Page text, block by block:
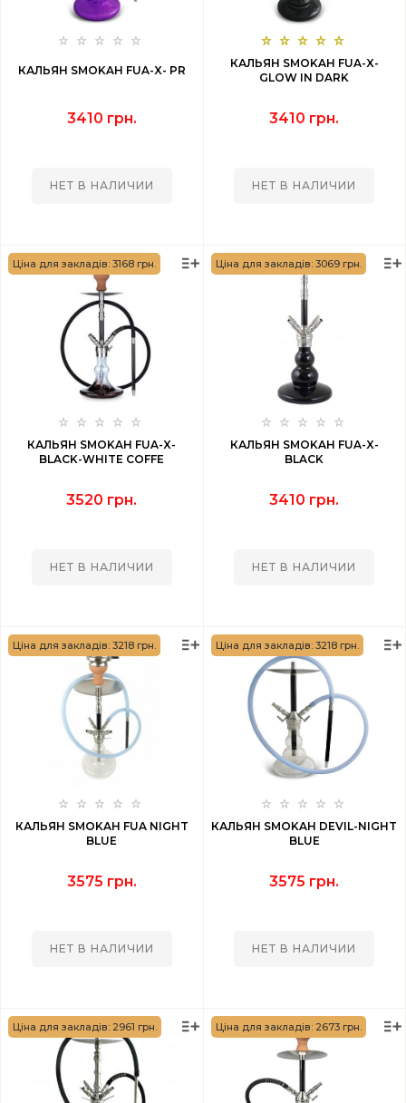
КАЛЬЯН SMOKAH FUA-X- PR
3410 грн.
НЕТ В НАЛИЧИИ
КАЛЬЯН SMOKAH FUA-X-
GLOW IN DARK
3410 грн.
НЕТ В НАЛИЧИИ
Ціна для закладів: 3168 грн.
КАЛЬЯН SMOKAH FUA-X-
BLACK-WHITE COFFE
3520 грн.
НЕТ В НАЛИЧИИ
Ціна для закладів: 3069 грн.
КАЛЬЯН SMOKAH FUA-X-
BLACK
3410 грн.
НЕТ В НАЛИЧИИ
Ціна для закладів: 3218 грн.
КАЛЬЯН SMOKAH FUA NIGHT
BLUE
3575 грн.
НЕТ В НАЛИЧИИ
Ціна для закладів: 3218 грн.
КАЛЬЯН SMOKAH DEVIL-NIGHT
BLUE
3575 грн.
НЕТ В НАЛИЧИИ
Ціна для закладів: 2961 грн. Ціна для закладів: 2673 грн.